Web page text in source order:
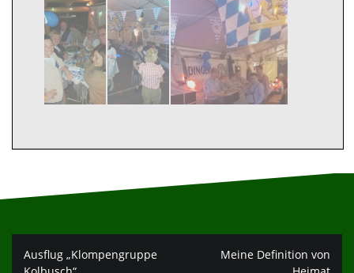
Beitragsnavigation
Ausflug „Klompengruppe
Meine Definition von